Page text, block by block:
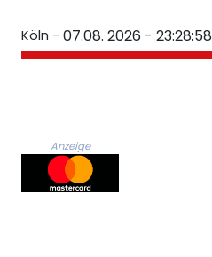
Köln - 07.08. 2026 - 23:28:59
Anzeige